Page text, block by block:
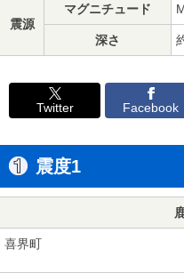
震源
マグニチュード
深さ
Twitter Facebook
震度1
喜界町